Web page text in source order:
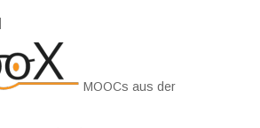
MOOCs aus der